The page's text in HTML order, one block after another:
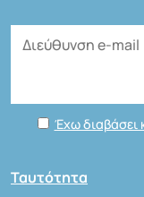
Έχω
Ταυτότητα